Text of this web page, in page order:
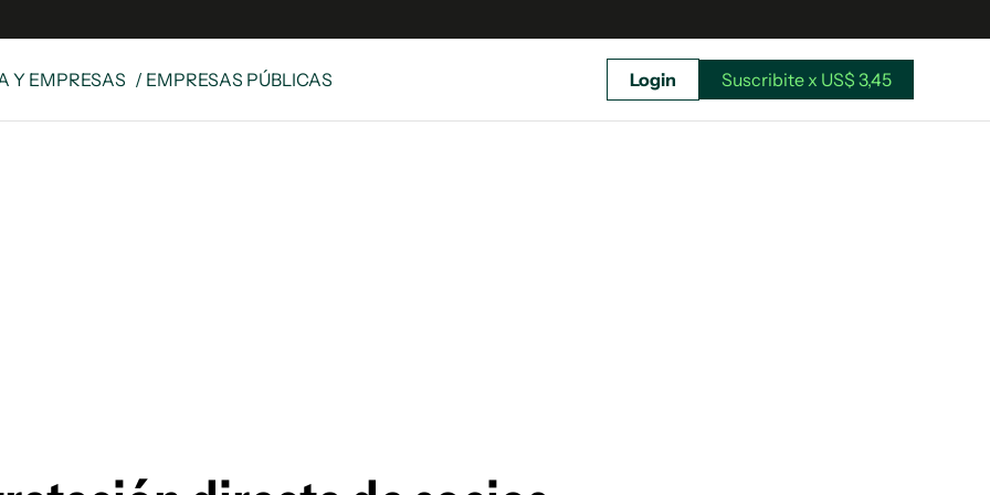
Y EMPRESAS / EMPRESAS PÚBLICAS Login Suscribite x US$ 3,45